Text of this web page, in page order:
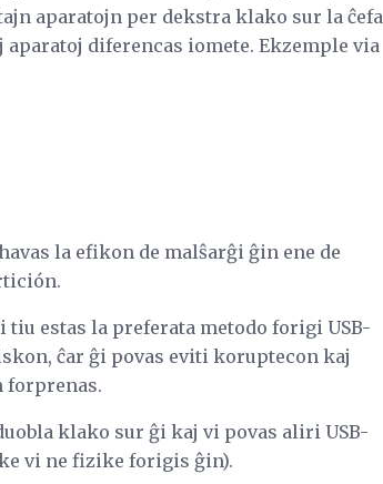
aparatojn per dekstra klako sur la ĉefa
diferencas iomete. Ekzemple via
la efikon de malŝarĝi ĝin ene de
estas la preferata metodo forigi USB-
ĉar ĝi povas eviti koruptecon kaj
forprenas.
klako sur ĝi kaj vi povas aliri USB-
vi ne fizike forigis ĝin).